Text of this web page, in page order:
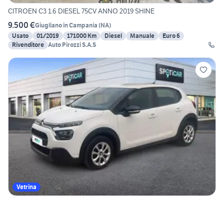
CITROEN C3 1.6 DIESEL 75CV ANNO 2019 SHINE
9.500 €Giugliano in Campania (NA)
Usato
01/2019 171000 Km Diesel Manuale
Euro 6
Rivenditore Auto Pirozzi S.A.S
Vetrina